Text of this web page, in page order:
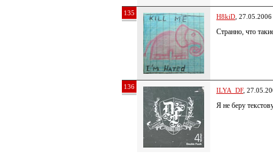
135 H8kiD ,
Странно, что
136 ILYA_DF,
Я не беру